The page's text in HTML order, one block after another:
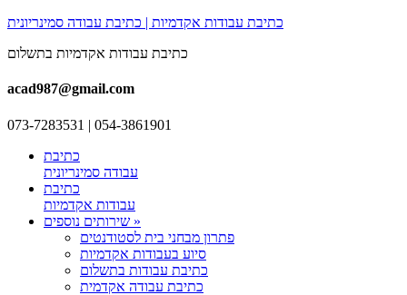
כתיבת עבודות אקדמיות | כתיבת עבודה סמינריונית
כתיבת עבודות אקדמיות בתשלום
acad987@gmail.com
073-7283531 | 054-3861901
כתיבת
עבודה סמינריונית
כתיבת
עבודות אקדמיות
שירותים נוספים »
פתרון מבחני בית לסטודנטים
סיוע בעבודות אקדמיות
כתיבת עבודות בתשלום
כתיבת עבודה אקדמית